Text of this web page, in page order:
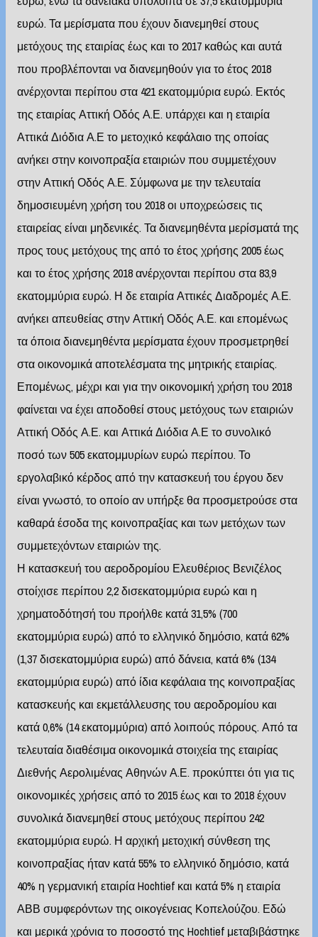
ευρώ. Τα μερίσματα που έχουν διανεμηθεί στους
μετόχους της εταιρίας έως και το 2017 καθώς και αυτά
που προβλέπονται να διανεμηθούν για το έτος 2018
ανέρχονται περίπου στα 421 εκατομμύρια ευρώ. Εκτός
της εταιρίας Αττική Οδός Α.Ε. υπάρχει και η εταιρία
Αττικά Διόδια Α.Ε το μετοχικό κεφάλαιο της οποίας
ανήκει στην κοινοπραξία εταιριών που συμμετέχουν
στην Αττική Οδός Α.Ε. Σύμφωνα με την τελευταία
δημοσιευμένη χρήση του 2018 οι υποχρεώσεις τις
εταιρείας είναι μηδενικές. Τα διανεμηθέντα μερίσματά της
προς τους μετόχους της από το έτος χρήσης 2005 έως
και το έτος χρήσης 2018 ανέρχονται περίπου στα 83,9
εκατομμύρια ευρώ. Η δε εταιρία Αττικές Διαδρομές Α.Ε.
ανήκει απευθείας στην Αττική Οδός Α.Ε. και επομένως
τα όποια διανεμηθέντα μερίσματα έχουν προσμετρηθεί
στα οικονομικά αποτελέσματα της μητρικής εταιρίας.
Επομένως, μέχρι και για την οικονομική χρήση του 2018
φαίνεται να έχει αποδοθεί στους μετόχους των εταιριών
Αττική Οδός Α.Ε. και Αττικά Διόδια Α.Ε το συνολικό
ποσό των 505 εκατομμυρίων ευρώ περίπου. Το
εργολαβικό κέρδος από την κατασκευή του έργου δεν
είναι γνωστό, το οποίο αν υπήρξε θα προσμετρούσε στα
καθαρά έσοδα της κοινοπραξίας και των μετόχων των
συμμετεχόντων εταιριών της.
Η κατασκευή του αεροδρομίου Ελευθέριος Βενιζέλος
στοίχισε περίπου 2,2 δισεκατομμύρια ευρώ και η
χρηματοδότησή του προήλθε κατά 31,5% (700
εκατομμύρια ευρώ) από το ελληνικό δημόσιο, κατά 62%
(1,37 δισεκατομμύρια ευρώ) από δάνεια, κατά 6% (134
εκατομμύρια ευρώ) από ίδια κεφάλαια της κοινοπραξίας
κατασκευής και εκμετάλλευσης του αεροδρομίου και
κατά 0,6% (14 εκατομμύρια) από λοιπούς πόρους. Από τα
τελευταία διαθέσιμα οικονομικά στοιχεία της εταιρίας
Διεθνής Αερολιμένας Αθηνών Α.Ε. προκύπτει ότι για τις
οικονομικές χρήσεις από το 2015 έως και το 2018 έχουν
συνολικά διανεμηθεί στους μετόχους περίπου 242
εκατομμύρια ευρώ. Η αρχική μετοχική σύνθεση της
κοινοπραξίας ήταν κατά 55% το ελληνικό δημόσιο, κατά
40% η γερμανική εταιρία Hochtief και κατά 5% η εταιρία
ΑΒΒ συμφερόντων της οικογένειας Κοπελούζου. Εδώ
και μερικά χρόνια το ποσοστό της Hochtief μεταβιβάστηκε